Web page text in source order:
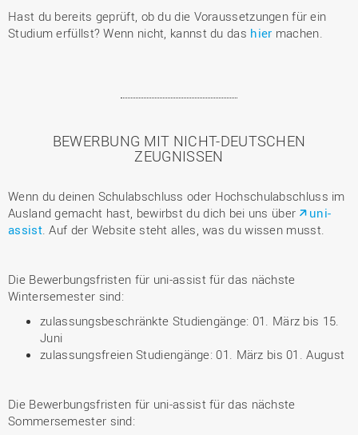
Hast du bereits geprüft, ob du die Voraussetzungen für ein
Studium erfüllst? Wenn nicht, kannst du das hier machen.
BEWERBUNG MIT NICHT-DEUTSCHEN
ZEUGNISSEN
Wenn du deinen Schulabschluss oder Hochschulabschluss im
Ausland gemacht hast, bewirbst du dich bei uns über
uni-
assist. Auf der Website steht alles, was du wissen musst.
Die Bewerbungsfristen für uni-assist für das nächste
Wintersemester sind:
zulassungsbeschränkte Studiengänge: 01. März bis 15.
Juni
zulassungsfreien Studiengänge: 01. März bis 01. August
Die Bewerbungsfristen für uni-assist für das nächste
Sommersemester sind: